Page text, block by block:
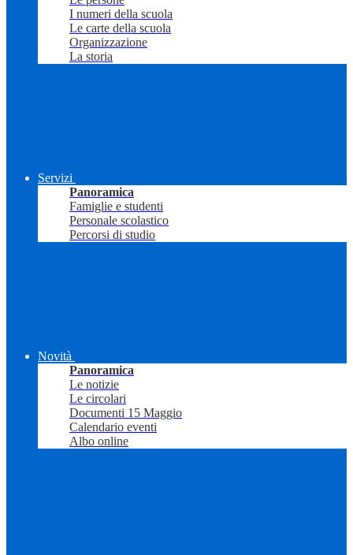
I numeri della scuola
Le carte della scuola
Organizzazione
La storia
Servizi
Panoramica
Famiglie e studenti
Personale scolastico
Percorsi di studio
Novità
Panoramica
Le notizie
Le circolari
Documenti 15 Maggio
Calendario eventi
Albo online